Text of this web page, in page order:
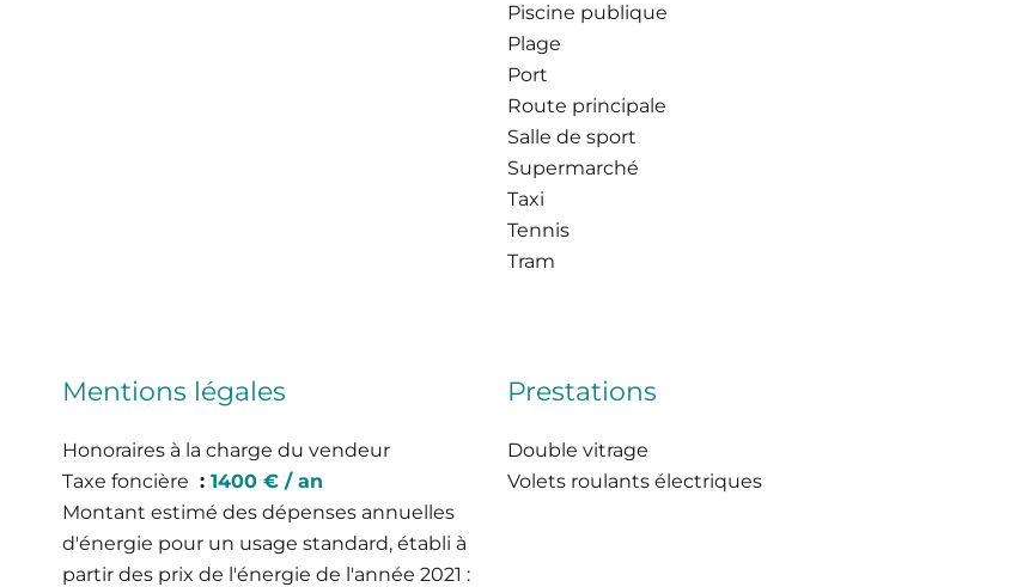
Piscine publique
Plage
Port
Route principale
Salle de sport
Supermarché
Taxi
Tennis
Tram
Mentions légales
Honoraires à la charge du vendeur
Taxe foncière
1400 € / an
Montant estimé des dépenses annuelles
d'énergie pour un usage standard, établi à
partir des prix de l'énergie de l'année 2021 :
Prestations
Double vitrage
Volets roulants électriques